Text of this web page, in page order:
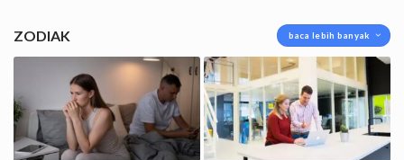
ZODIAK baca lebih banyak